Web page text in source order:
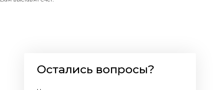
Остались вопросы?